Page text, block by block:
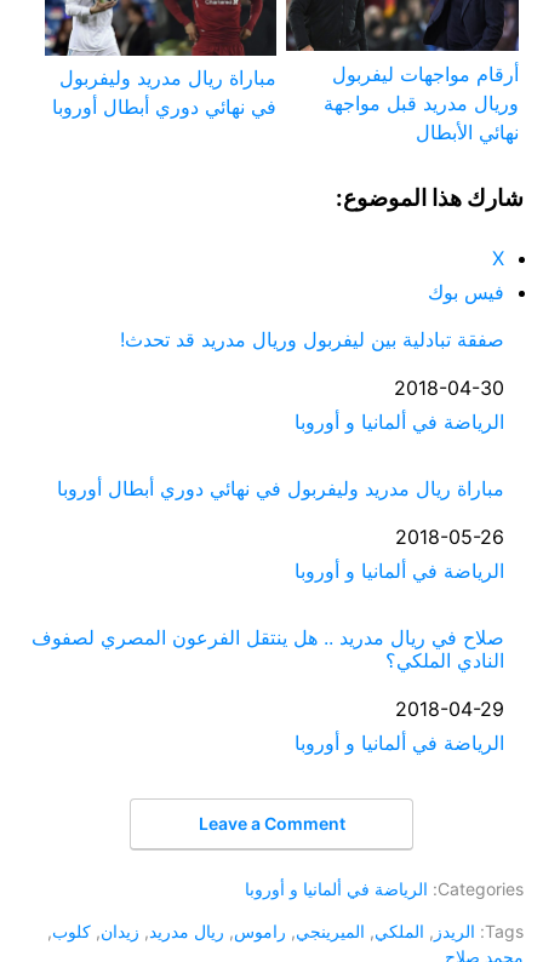
أرقام مواجهات ليفربول
وريال مدريد قبل مواجهة
نهائي الأبطال
مباراة ريال مدريد وليفربول
في نهائي دوري أبطال أوروبا
شارك هذا الموضوع:
X
فيس بوك
صفقة تبادلية بين ليفربول وريال مدريد قد تحدث!
التاريخ
2018-04-30
في ما يتعلق بما يأتي
الرياضة في ألمانيا و أوروبا
مباراة ريال مدريد وليفربول في نهائي دوري أبطال أوروبا
التاريخ
2018-05-26
في ما يتعلق بما يأتي
الرياضة في ألمانيا و أوروبا
صلاح في ريال مدريد .. هل ينتقل الفرعون المصري لصفوف
النادي الملكي؟
التاريخ
2018-04-29
في ما يتعلق بما يأتي
الرياضة في ألمانيا و أوروبا
Leave a Comment
Categories: الرياضة في ألمانيا و أوروبا
Tags: الريدز , الملكي, الميرينجي, راموس, ريال مدريد, زيدان, كلوب,
محمد صلاح